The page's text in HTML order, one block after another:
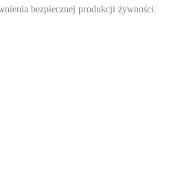
bezpiecznej produkcji żywności.